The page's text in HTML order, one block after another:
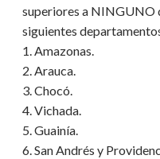
superiores a NINGUNO
siguientes
1. Amazonas.
2. Arauca.
3. Chocó.
4. Vichada.
5. Guainía.
6. San Andrés y